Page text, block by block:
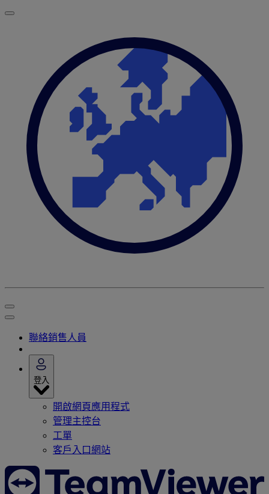
聯絡銷售人員
登入
開啟網頁應用程式
管理主控台
工單
客戶入口網站